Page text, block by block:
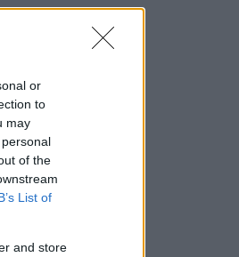
or
to
may
of the
List of
and store